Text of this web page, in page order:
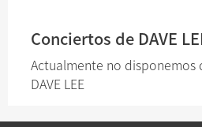
Conciertos de DAVE
Actualmente no disponemos
DAVE LEE